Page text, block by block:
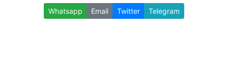
Whatsapp Email Twitter Telegram